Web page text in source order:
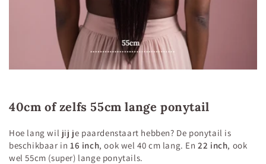
40cm of zelfs 55cm lange ponytail
Hoe lang wil jij je paardenstaart hebben? De ponytail is
beschikbaar in 16 inch, ook wel 40 cm lang. En22 inch, ook
wel 55cm (super) lange ponytails.